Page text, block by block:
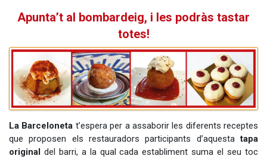
Apunta’t al bombardeig, i les podràs tastar
totes!
La Barceloneta t’espera per a assaborir les diferents receptes
que proposen els restauradors participants d’aquestatapa
original del barri, a la qual cada establiment suma el seu toc